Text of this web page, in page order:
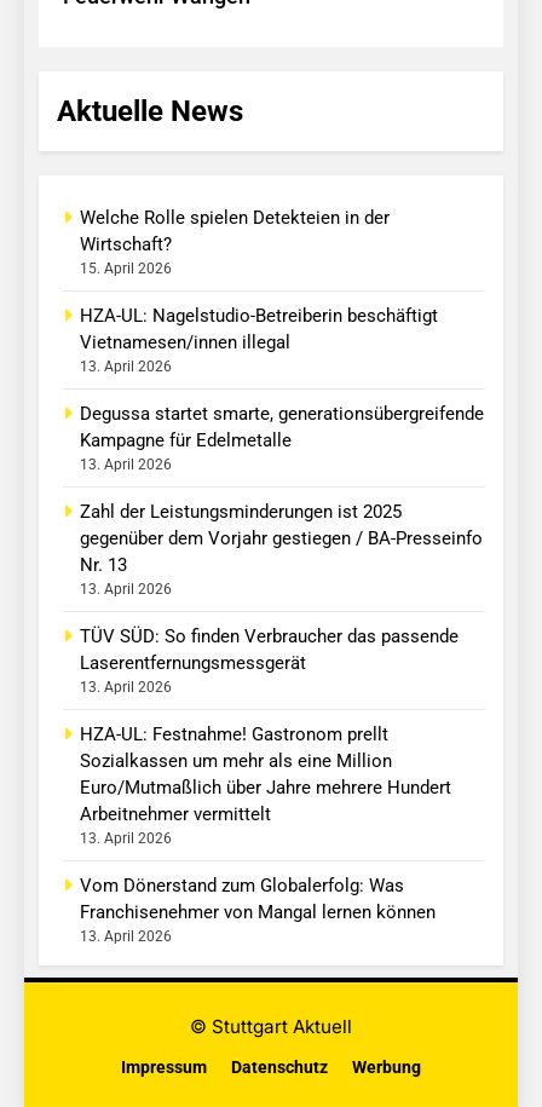
Aktuelle News
Welche Rolle spielen Detekteien in der
Wirtschaft?
15. April 2026
HZA-UL: Nagelstudio-Betreiberin beschäftigt
Vietnamesen/innen illegal
13. April 2026
Degussa startet smarte, generationsübergreifende
Kampagne für Edelmetalle
13. April 2026
Zahl der Leistungsminderungen ist 2025
gegenüber dem Vorjahr gestiegen / BA-Presseinfo
Nr. 13
13. April 2026
TÜV SÜD: So finden Verbraucher das passende
Laserentfernungsmessgerät
13. April 2026
HZA-UL: Festnahme! Gastronom prellt
Sozialkassen um mehr als eine Million
Euro/Mutmaßlich über Jahre mehrere Hundert
Arbeitnehmer vermittelt
13. April 2026
Vom Dönerstand zum Globalerfolg: Was
Franchisenehmer von Mangal lernen können
13. April 2026
© Stuttgart Aktuell
Impressum Datenschutz Werbung